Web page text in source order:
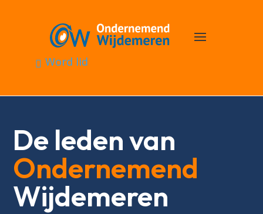
Word lid
De leden van
Ondernemend
Wijdemeren